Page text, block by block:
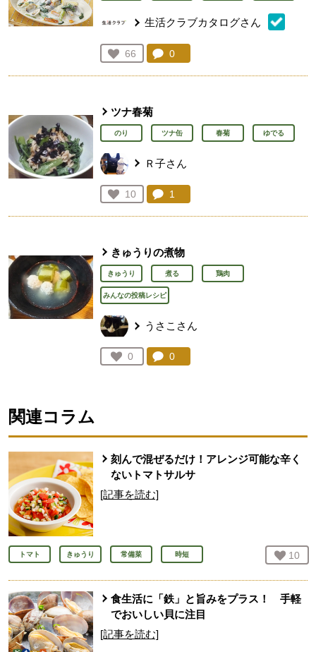
生活クラブカタログさん
お気に入り登録：
66
人が登録
コメント：
0
ツナ春菊
のり ツナ缶 春菊 ゆでる
Ｒ子さん
お気に入り登録：
10
人が登録
コメント：
1
きゅうりの煮物
きゅうり 煮る 鶏肉
みんなの投稿レシピ
うさこさん
お気に入り登録：
0
人が登録
コメント：
0
関連コラム
刻んで混ぜるだけ！アレンジ可能な辛く
ないトマトサルサ
[記事を読む]
トマト きゅうり 常備菜 時短 お気
10
食生活に「鉄」と旨みをプラス！ 手軽
でおいしい貝に注目
[記事を読む]